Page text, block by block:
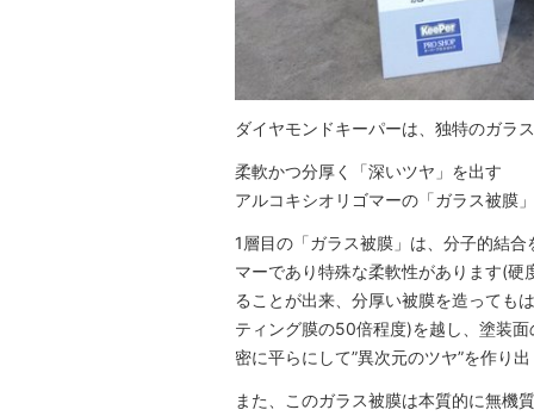
ダイヤモンドキーパーは、独特のガラ
柔軟かつ分厚く「深いツヤ」を出す
アルコキシオリゴマーの「ガラス被膜」
1層目の「ガラス被膜」は、分子的結
マーであり特殊な柔軟性があります(
ることが出来、分厚い被膜を造っても
ティング膜の50倍程度)を越し、塗装
密に平らにして”異次元のツヤ”を作り
また、このガラス被膜は本質的に無機